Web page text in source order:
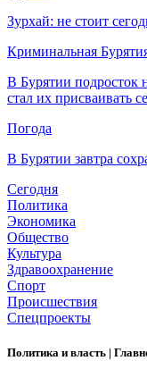
Зурхай: не стоит
Криминальная
В Бурятии подросток
стал их присваивать
Погода
В Бурятии завтра
Сегодня
Политика
Экономика
Общество
Культура
Здравоохранение
Спорт
Происшествия
Спецпроекты
Политика и власть |